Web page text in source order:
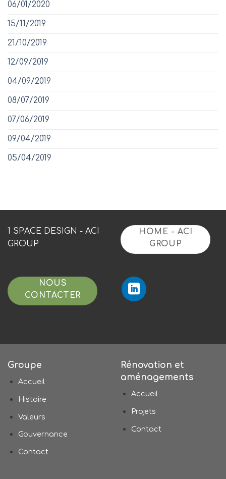
06/01/2020
15/11/2019
21/10/2019
12/09/2019
04/09/2019
08/07/2019
07/06/2019
09/04/2019
05/04/2019
1 SPACE DESIGN - ACI
GROUP
HOME - ACI
GROUP
NOUS
CONTACTER
Groupe
Accueil
Histoire
Valeurs
Gouvernance
Contact
Rénovation et
aménagements
Accueil
Projets
Contact